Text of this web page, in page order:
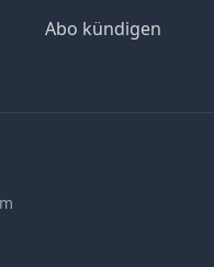
Abo kündigen